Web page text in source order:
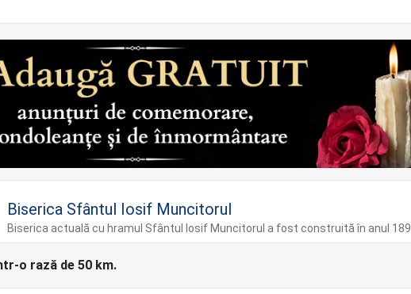
Biserica Sfântul Iosif Muncitorul
Biserica actuală cu hramul Sfântul Iosif Muncitorul a fost construită în anul
o rază de 50 km.